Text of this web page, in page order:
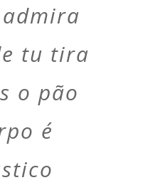
tu tira
o pão
é